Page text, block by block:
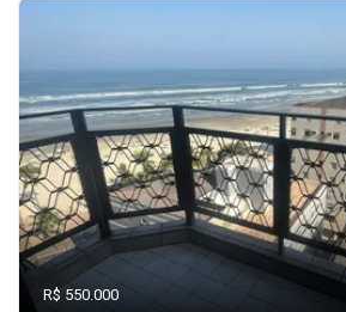
R$ 550.000